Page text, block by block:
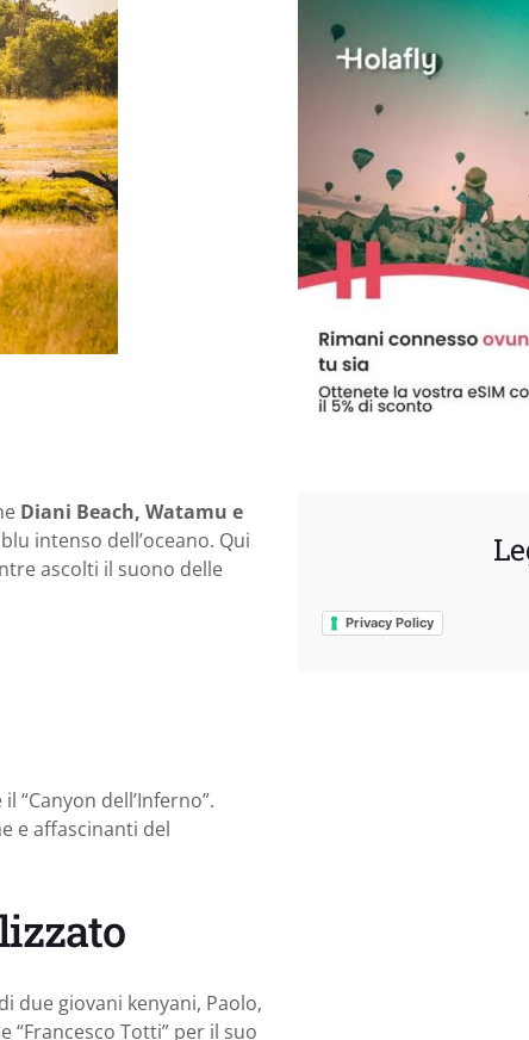
Diani Beach, Watamu e
intenso dell’oceano. Qui
ascolti il suono delle
“Canyon dell’Inferno”.
e affascinanti del
due giovani kenyani, Paolo,
“Francesco Totti” per il suo
Privacy Policy